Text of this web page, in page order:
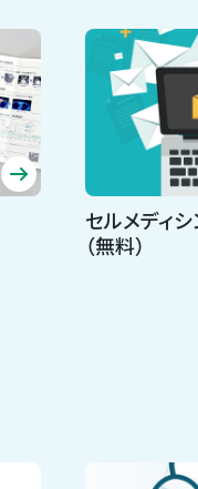
セルメディ
（無料）